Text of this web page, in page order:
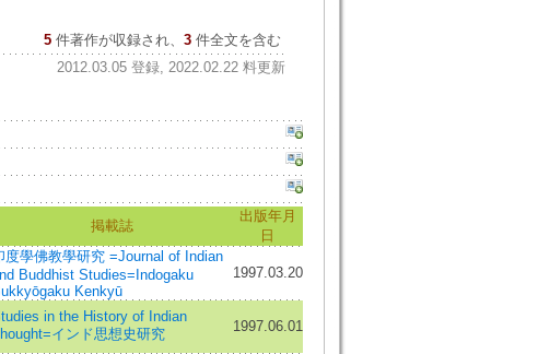
5 件著作が収録され、 3件全文を含む
2012.03.05 登録, 2022.02.22 料更新
掲載誌
出版年月
日
度學佛教學研究 =Journal of Indian
Buddhist Studies=Indogaku
Kenkyū
1997.03.20
in the History of Indian
インド思想史研究
1997.06.01